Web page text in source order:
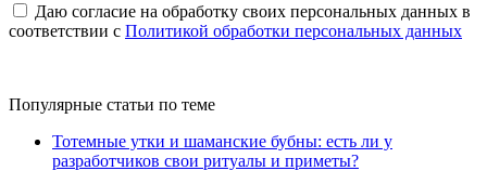
Даю согласие на обработку своих персональных данных в
соответствии с Политикой обработки персональных данных
Популярные статьи по теме
Тотемные утки и шаманские бубны: есть ли у
разработчиков свои ритуалы и приметы?